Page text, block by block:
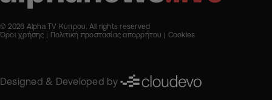
© 2026 Alpha TV Κύπρου. All rights reserved
Όροι χρήσης
Πολιτική προστασίας απορρήτου Cookies
Designed & Developed by